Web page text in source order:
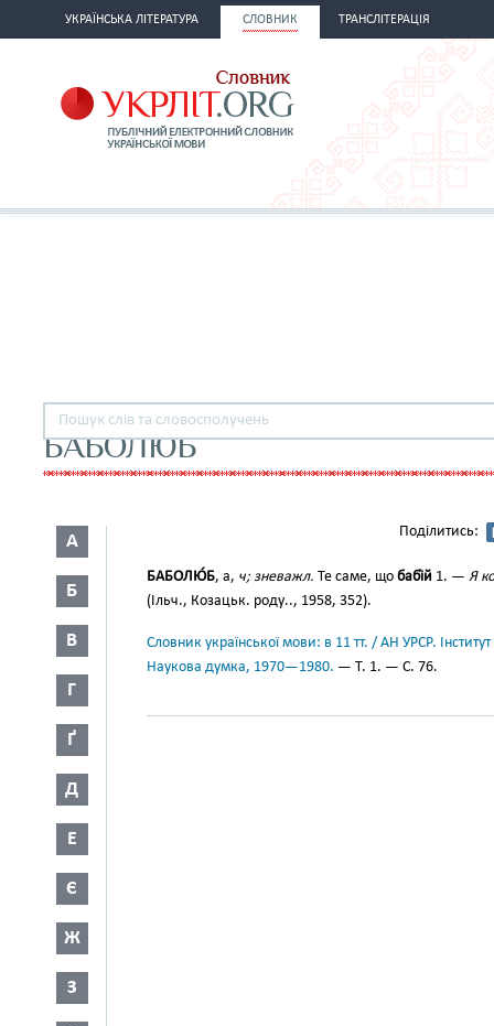
УКРАЇНСЬКА ЛІТЕРАТУРА СЛОВНИК ТРАНСЛІТЕРАЦІЯ
БАБОЛЮБ
А
Б
В
Г
Ґ
Д
Е
Є
Ж
З
Поділитись:
БАБОЛЮ́Б, а, ч; зневажл. Те саме, що бабі́й 1. — Я
(Ільч., Козацьк. роду.., 1958, 352).
Словник української мови: в 11 тт. / АН УРСР.
Наукова думка, 1970—1980. — Т. 1. — С. 76.